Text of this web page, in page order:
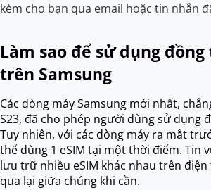
kèm cho bạn qua email hoặc tin nhắn
Làm sao để sử dụng
trên Samsung
Các dòng máy Samsung mới nhất,
S23, đã cho phép người dùng sử dụng
Tuy nhiên, với các dòng máy ra mắt
thể dùng 1 eSIM tại một thời điểm. Tin
lưu trữ nhiều eSIM khác nhau trên
qua lại giữa chúng khi cần.